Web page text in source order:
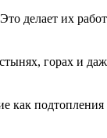
делает их
горах и
как